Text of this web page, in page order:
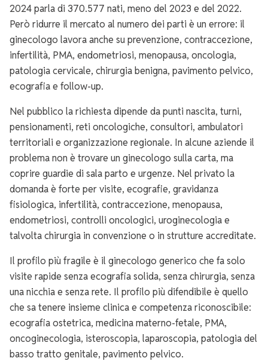
2024 parla di 370.577 nati, meno del 2023 e del 2022.
Però ridurre il mercato al numero dei parti è un errore: il
ginecologo lavora anche su prevenzione, contraccezione,
infertilità, PMA, endometriosi, menopausa, oncologia,
patologia cervicale, chirurgia benigna, pavimento pelvico,
ecografia e follow-up.
Nel pubblico la richiesta dipende da punti nascita, turni,
pensionamenti, reti oncologiche, consultori, ambulatori
territoriali e organizzazione regionale. In alcune aziende il
problema non è trovare un ginecologo sulla carta, ma
coprire guardie di sala parto e urgenze. Nel privato la
domanda è forte per visite, ecografie, gravidanza
fisiologica, infertilità, contraccezione, menopausa,
endometriosi, controlli oncologici, uroginecologia e
talvolta chirurgia in convenzione o in strutture accreditate.
Il profilo più fragile è il ginecologo generico che fa solo
visite rapide senza ecografia solida, senza chirurgia, senza
una nicchia e senza rete. Il profilo più difendibile è quello
che sa tenere insieme clinica e competenza riconoscibile:
ecografia ostetrica, medicina materno-fetale, PMA,
oncoginecologia, isteroscopia, laparoscopia, patologia del
basso tratto genitale, pavimento pelvico.